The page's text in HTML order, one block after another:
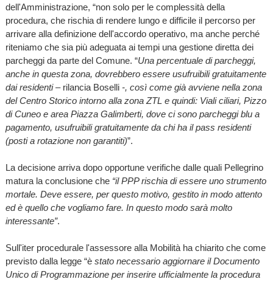
dell'Amministrazione, “non solo per le complessità della
procedura, che rischia di rendere lungo e difficile il percorso per
arrivare alla definizione dell'accordo operativo, ma anche perché
riteniamo che sia più adeguata ai tempi una gestione diretta dei
parcheggi da parte del Comune. “Una percentuale di parcheggi,
anche in questa zona, dovrebbero essere usufruibili gratuitamente
dai residenti – rilancia Boselli-, così come già avviene nella zona
del Centro Storico intorno alla zona ZTL e quindi: Viali ciliari, Pizzo
di Cuneo e area Piazza Galimberti, dove ci sono parcheggi blu a
pagamento, usufruibili gratuitamente da chi ha il pass residenti
(posti a rotazione non garantiti)”.
La decisione arriva dopo opportune verifiche dalle quali Pellegrino
matura la conclusione che “il PPP rischia di essere uno strumento
mortale. Deve essere, per questo motivo, gestito in modo attento
ed è quello che vogliamo fare. In questo modo sarà molto
interessante”.
Sull'iter procedurale l'assessore alla Mobilità ha chiarito che come
previsto dalla legge “èstato necessario aggiornare il Documento
Unico di Programmazione per inserire ufficialmente la procedura